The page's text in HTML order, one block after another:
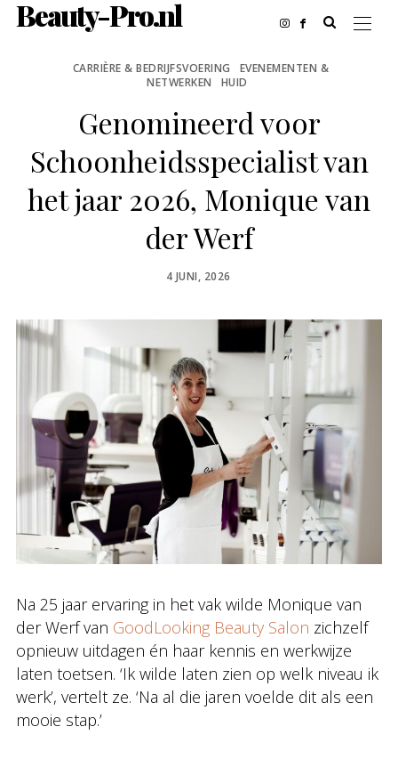
Beauty-Pro.nl
CARRIÈRE & BEDRIJFSVOERING
EVENEMENTEN &
NETWERKEN
HUID
Genomineerd voor
Schoonheidsspecialist van
het jaar 2026, Monique van
der Werf
POSTED
4 JUNI, 2026
Na 25 jaar ervaring in het vak wilde Monique van
der Werf van GoodLooking Beauty Salon zichzelf
opnieuw uitdagen én haar kennis en werkwijze
laten toetsen. ‘Ik wilde laten zien op welk niveau ik
werk’, vertelt ze. ‘Na al die jaren voelde dit als een
mooie stap.’